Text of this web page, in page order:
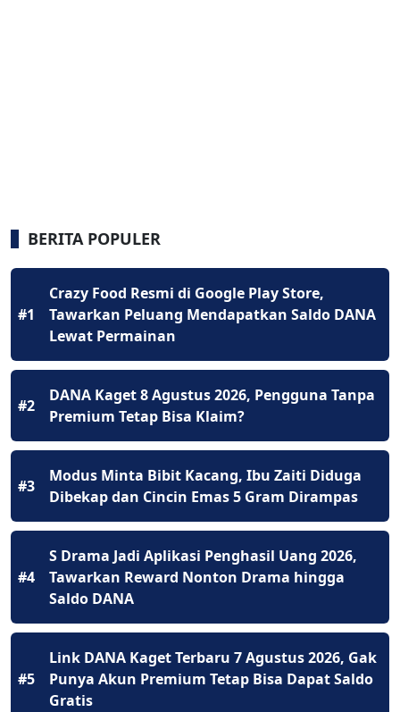
BERITA POPULER
#1
Crazy Food Resmi di Google Play Store,
Tawarkan Peluang Mendapatkan Saldo DANA
Lewat Permainan
#2
DANA Kaget 8 Agustus 2026, Pengguna Tanpa
Premium Tetap Bisa Klaim?
#3
Modus Minta Bibit Kacang, Ibu Zaiti Diduga
Dibekap dan Cincin Emas 5 Gram Dirampas
#4
S Drama Jadi Aplikasi Penghasil Uang 2026,
Tawarkan Reward Nonton Drama hingga
Saldo DANA
#5
Link DANA Kaget Terbaru 7 Agustus 2026, Gak
Punya Akun Premium Tetap Bisa Dapat Saldo
Gratis